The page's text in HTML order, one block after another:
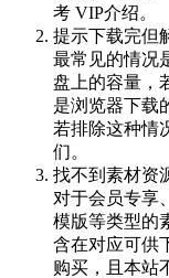
考 VIP介绍。
提示下载完但
最常见的情况
盘上的容量，
是浏览器下载
若排除这种情
们。
找不到素材资
对于会员专享
模版等类型的
含在对应可供
购买，且本站